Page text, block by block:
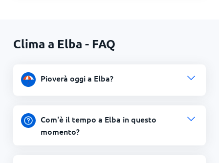
Clima a Elba - FAQ
Pioverà oggi a Elba?
Com'è il tempo a Elba in questo
momento?